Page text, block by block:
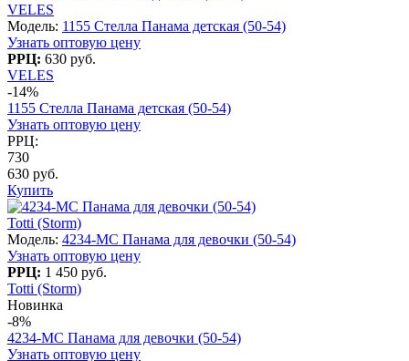
VELES
Модель: 1155 Стелла Панама детская (50-54)
Узнать оптовую цену
РРЦ: 630 руб.
VELES
-14%
1155 Стелла Панама детская (50-54)
Узнать оптовую цену
РРЦ:
730
630 руб.
Купить
Totti (Storm)
Модель: 4234-МC Панама для девочки (50-54)
Узнать оптовую цену
РРЦ: 1 450 руб.
Totti (Storm)
Новинка
-8%
4234-МC Панама для девочки (50-54)
Узнать оптовую цену